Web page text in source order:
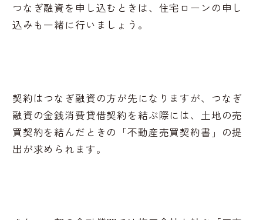
つなぎ融資を申し込むときは、住宅ローンの申し
込みも一緒に行いましょう。
契約はつなぎ融資の方が先になりますが、つなぎ
融資の金銭消費貸借契約を結ぶ際には、土地の売
買契約を結んだときの「不動産売買契約書」の提
出が求められます。